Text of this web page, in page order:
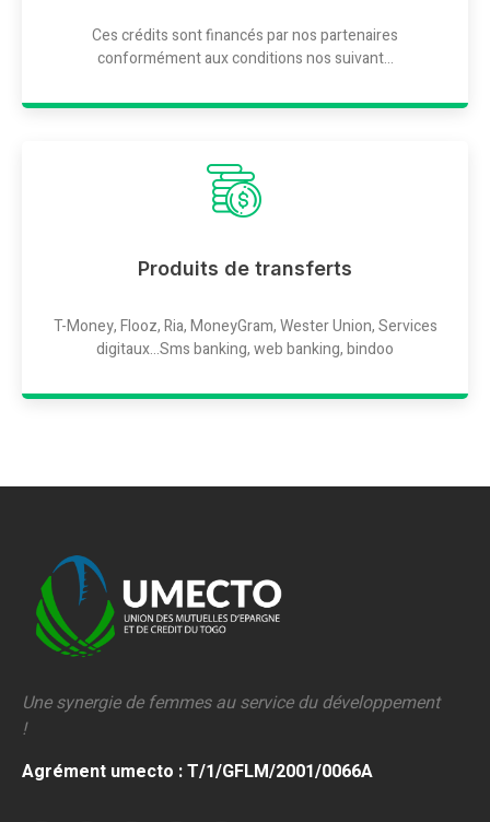
Ces crédits sont financés par nos partenaires
conformément aux conditions nos suivant...
Produits de transferts
T-Money, Flooz, Ria, MoneyGram, Wester Union, Services
digitaux...Sms banking, web banking, bindoo
Une synergie de femmes au service du développement
!
Agrément umecto : T/1/GFLM/2001/0066A